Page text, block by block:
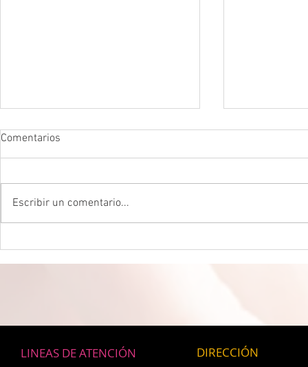
Comentarios
Escribir un comentario...
LINEAS DE ATENCIÓN DIRECCIÓN